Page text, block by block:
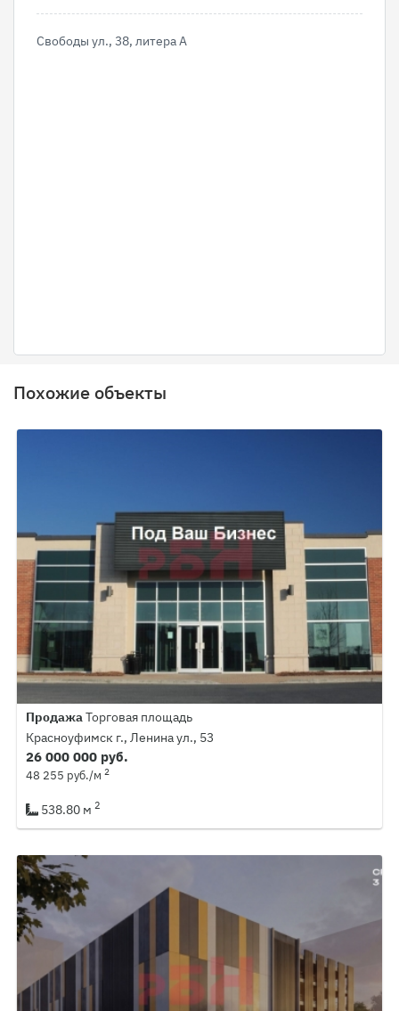
Свободы ул., 38, литера А
Похожие объекты
Продажа Торговая площадь
Красноуфимск г., Ленина ул., 53
26 000 000 руб.
48 255 руб./м 2
538.80 м 2